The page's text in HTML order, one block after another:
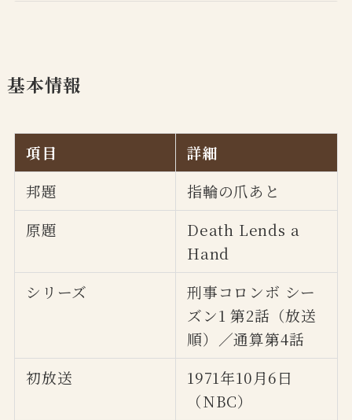
基本情報
項目
詳細
邦題
指輪の爪あと
原題
Death Lends a
Hand
シリーズ
刑事コロンボ シー
ズン1 第2話（放送
順）／通算第4話
初放送
1971年10月6日
（NBC）